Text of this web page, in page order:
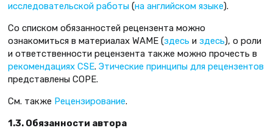
исследовательской работы (на английском языке).
Со списком обязанностей рецензента можно
ознакомиться в материалах WAME (здесь и здесь), о роли
и ответственности рецензента также можно прочесть в
рекомендациях CSE. Этические принципы для рецензентов
представлены COPE.
См. также Рецензирование.
1.3. Обязанности автора